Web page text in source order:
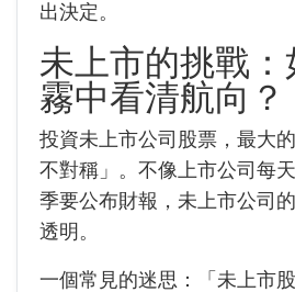
出決定。
未上市的挑戰：
霧中看清航向？
投資未上市公司股票，最大
不對稱」。不像上市公司每
季要公布財報，未上市公司
透明。
一個常見的迷思：「未上市